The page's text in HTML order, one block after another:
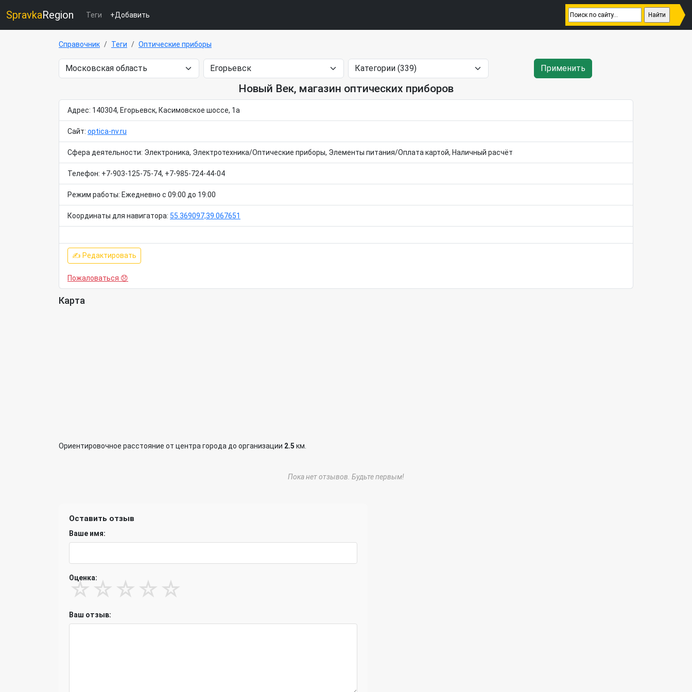
SpravkaRegion Теги +Добавить
Справочник Теги Оптические приборы
Применить
Новый Век, магазин оптических приборов
Адрес: 140304, Егорьевск, Касимовское шоссе, 1а
Сайт: optica-nv.ru
Сфера деятельности: Электроника, Электротехника/Оптические приборы, Элементы питания/Оплата картой, Наличный расчёт
Телефон: +7-903-125-75-74, +7-985-724-44-04
Режим работы: Ежедневно с 09:00 до 19:00
Координаты для навигатора: 55.369097,39.067651
✍ Редактировать
Пожаловаться 😞
Карта
Ориентировочное расстояние от центра города до организации 2.5 км.
Пока нет отзывов. Будьте первым!
Оставить отзыв
Ваше имя:
Оценка:
☆ ☆ ☆ ☆ ☆
Ваш отзыв: